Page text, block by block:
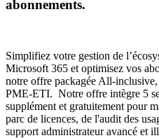
abonnements.
Simplifiez votre gestion de
Microsoft 365 et optimisez vos
notre offre packagée All-
PME-ETI. Notre offre intègre 5
supplément et gratuitement pour
parc de licences, de l'audit des
support administrateur avancé et